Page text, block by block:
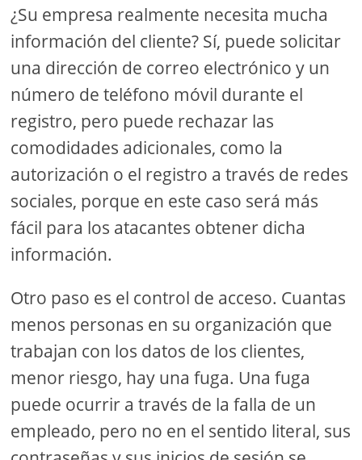
¿Su empresa realmente necesita mucha
información del cliente? Sí, puede solicitar
una dirección de correo electrónico y un
número de teléfono móvil durante el
registro, pero puede rechazar las
comodidades adicionales, como la
autorización o el registro a través de redes
sociales, porque en este caso será más
fácil para los atacantes obtener dicha
información.
Otro paso es el control de acceso. Cuantas
menos personas en su organización que
trabajan con los datos de los clientes,
menor riesgo, hay una fuga. Una fuga
puede ocurrir a través de la falla de un
empleado, pero no en el sentido literal, sus